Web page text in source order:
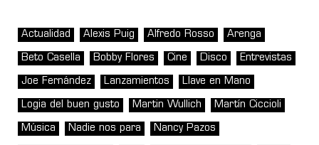
Actualidad Alexis Puig Alfredo Rosso Arenga
Beto Casella Bobby Flores Cine Disco Entrevistas
Joe Fernández Lanzamientos Llave en Mano
Logia del buen gusto Martin Wullich Martín Ciccioli
Música Nadie nos para Nancy Pazos